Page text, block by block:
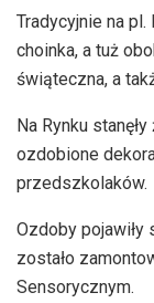
Tradycyjnie na
choinka, a tuż
świąteczna, a
Na Rynku
ozdobione
przedszkolaków.
Ozdoby pojawiły
zostało
Sensorycznym.